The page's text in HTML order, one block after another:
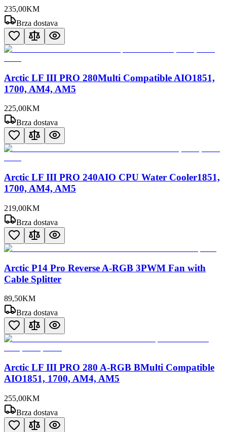
235,00KM
Brza dostava
Arctic LF III PRO 280Multi Compatible AIO1851,
1700, AM4, AM5
225,00KM
Brza dostava
Arctic LF III PRO 240AIO CPU Water Cooler1851,
1700, AM4, AM5
219,00KM
Brza dostava
Arctic P14 Pro Reverse A-RGB 3PWM Fan with
Cable Splitter
89,50KM
Brza dostava
Arctic LF III PRO 280 A-RGB BMulti Compatible
AIO1851, 1700, AM4, AM5
255,00KM
Brza dostava